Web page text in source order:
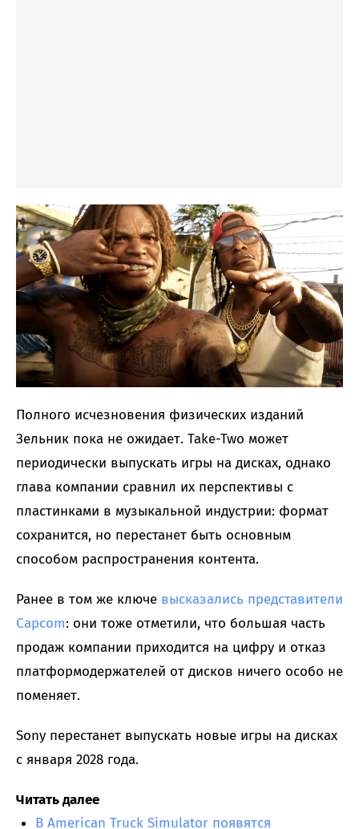
Полного исчезновения физических изданий
Зельник пока не ожидает. Take-Two может
периодически выпускать игры на дисках, однако
глава компании сравнил их перспективы с
пластинками в музыкальной индустрии: формат
сохранится, но перестанет быть основным
способом распространения контента.
Ранее в том же ключе высказались представители
Capcom: они тоже отметили, что большая часть
продаж компании приходится на цифру и отказ
платформодержателей от дисков ничего особо не
поменяет.
Sony перестанет выпускать новые игры на дисках
с января 2028 года.
Читать далее
В American Truck Simulator появятся